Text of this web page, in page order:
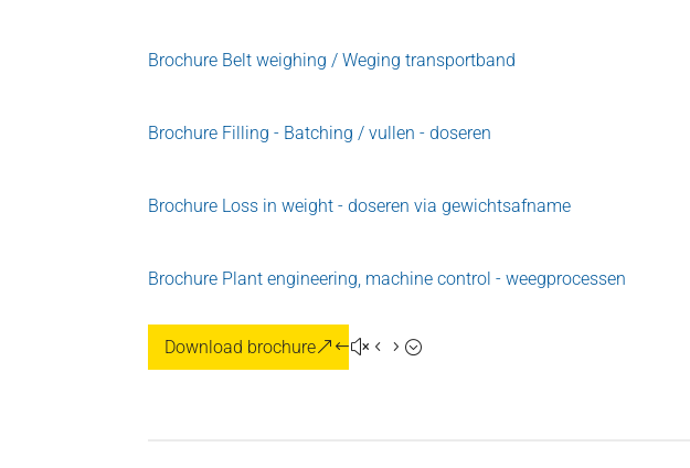
Brochure Belt weighing / Weging transportband
Brochure Filling - Batching / vullen - doseren
Brochure Loss in weight - doseren via gewichtsafname
Brochure Plant engineering, machine control - weegprocessen
Download brochure